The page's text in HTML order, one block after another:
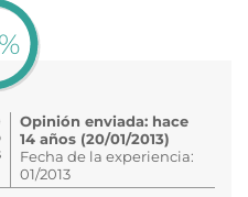
Opinión enviada: hace
14 años (20/01/2013)
Fecha de la experiencia:
01/2013